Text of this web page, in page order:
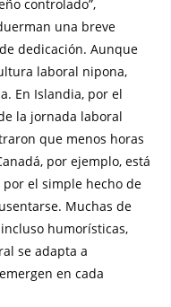
controlado”,
una breve
dedicación. Aunque
laboral nipona,
En Islandia, por el
la jornada laboral
que menos horas
por ejemplo, está
el simple hecho de
Muchas de
humorísticas,
se adapta a
en cada